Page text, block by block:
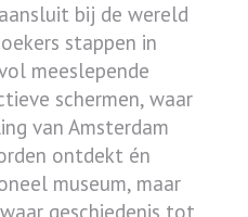
bij de wereld
stappen in
meeslepende
schermen, waar
van Amsterdam
ontdekt én
museum, maar
geschiedenis tot